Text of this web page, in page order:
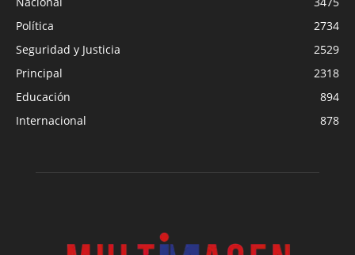
Política
2734
Seguridad y Justicia
2529
Principal
2318
Educación
894
Internacional
878